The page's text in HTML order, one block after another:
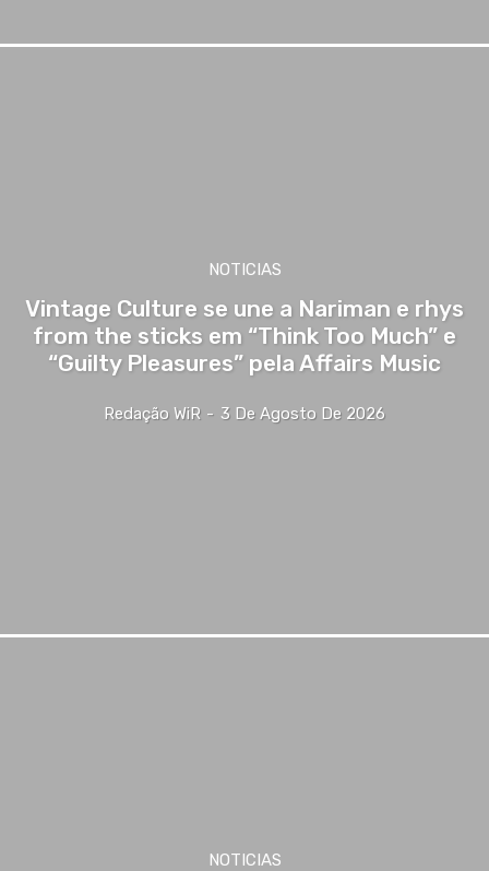
NOTICIAS
Vintage Culture se une a Nariman e rhys
from the sticks em “Think Too Much” e
“Guilty Pleasures” pela Affairs Music
Redação WiR - 3 De Agosto De 2026
NOTICIAS